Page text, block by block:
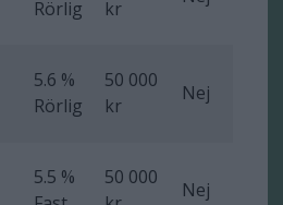
Rörlig
kr
5.6 %
Rörlig
50 000
kr
Nej
5.5 %
50 000
Nej